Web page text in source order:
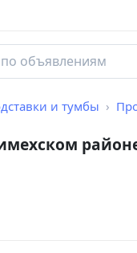
и тумбы